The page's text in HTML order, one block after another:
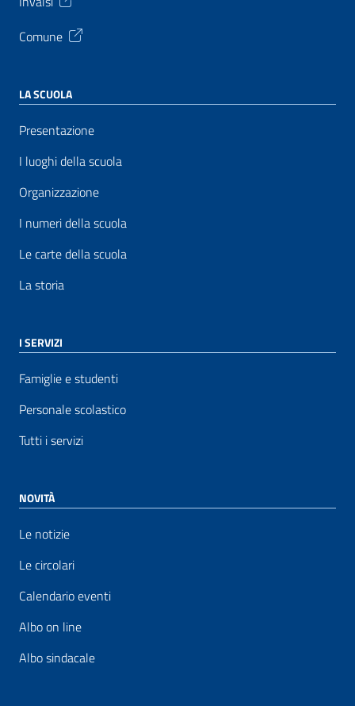
Comune
LA SCUOLA
Presentazione
I luoghi della scuola
Organizzazione
I numeri della scuola
Le carte della scuola
La storia
I SERVIZI
Famiglie e studenti
Personale scolastico
Tutti i servizi
NOVITÀ
Le notizie
Le circolari
Calendario eventi
Albo on line
Albo sindacale